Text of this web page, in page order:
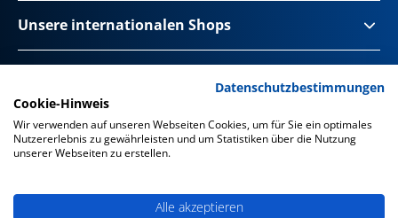
Unsere internationalen Shops
Datenschutz
Datenschutz Social Media
Datenschutzbestimmungen
Cookie-Hinweis
Wir verwenden auf unseren Webseiten Cookies, um für Sie ein optimales
Nutzererlebnis zu gewährleisten und um Statistiken über die Nutzung
unserer Webseiten zu erstellen.
Alle akzeptieren